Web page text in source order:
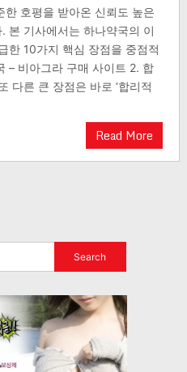
한 호평을 받아온 신뢰도 높은
본 기사에서는 하나약국의 이
한 10가지 핵심 장점을 중점적
– 비아그라 구매 사이트 2. 합
다른 큰 장점은 바로 ‘합리적
Read More